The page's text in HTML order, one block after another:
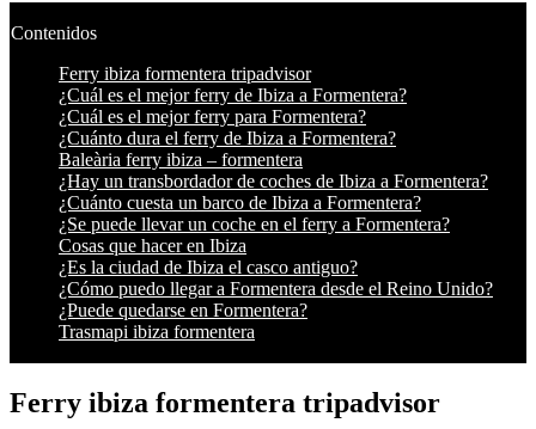
Contenidos
Ferry ibiza formentera tripadvisor
¿Cuál es el mejor ferry de Ibiza a Formentera?
¿Cuál es el mejor ferry para Formentera?
¿Cuánto dura el ferry de Ibiza a Formentera?
Baleària ferry ibiza – formentera
¿Hay un transbordador de coches de Ibiza a Formentera?
¿Cuánto cuesta un barco de Ibiza a Formentera?
¿Se puede llevar un coche en el ferry a Formentera?
Cosas que hacer en Ibiza
¿Es la ciudad de Ibiza el casco antiguo?
¿Cómo puedo llegar a Formentera desde el Reino Unido?
¿Puede quedarse en Formentera?
Trasmapi ibiza formentera
Ferry ibiza formentera tripadvisor